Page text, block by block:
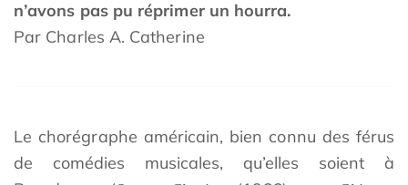
n’avons pas pu réprimer un hourra.
Par Charles A. Catherine
Le chorégraphe américain, bien connu des férus
de comédies musicales, qu’elles soient à